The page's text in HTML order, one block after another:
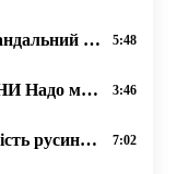
ч.45 “РЕ-ОУПЕН-2 – Скандальний Закон про мови та идентичность“ 15.11.2020, Димитрий Сидор 5:48
ч.46 Ре-оупен 3. КИПИАНИ Надо менять купола храмов в Закарпатье. Мало ему конфликтов в Украине؟ 3:46
ч.47 Ре-оупен 4. Ідентичність русинів – по-європейськи, чи русинська самосвідомість – по українськи. 7:02